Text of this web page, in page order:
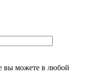
вы можете в любой